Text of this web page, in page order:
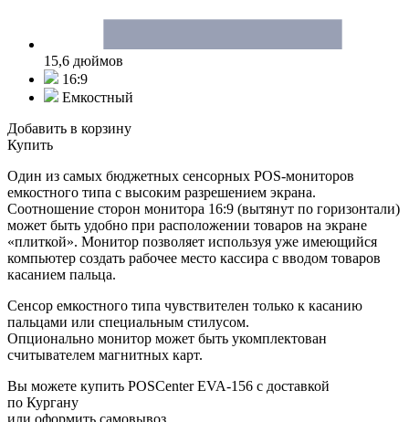
15,6 дюймов
16:9
Емкостный
Добавить в корзину
Купить
Один из самых бюджетных сенсорных POS-мониторов
емкостного типа с высоким разрешением экрана.
Соотношение сторон монитора 16:9 (вытянут по горизонтали)
может быть удобно при расположении товаров на экране
«плиткой». Монитор позволяет используя уже имеющийся
компьютер создать рабочее место кассира с вводом товаров
касанием пальца.
Сенсор емкостного типа чувствителен только к касанию
пальцами или специальным стилусом.
Опционально монитор может быть укомплектован
считывателем магнитных карт.
Вы можете купить POSCenter EVA-156 с доставкой
по Кургану
или оформить самовывоз.